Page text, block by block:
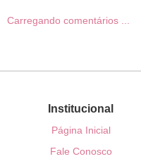
Carregando comentários ...
Institucional
Página Inicial
Fale Conosco